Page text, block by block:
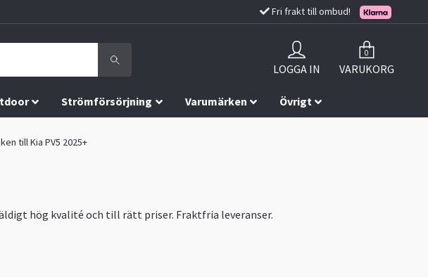
Fri frakt till ombud!
LOGGA IN
0
VARUKORG
Strömförsörjning Varumärken Övrigt
till Kia PV5 2025+
hög kvalité och till rätt priser. Fraktfria leveranser.